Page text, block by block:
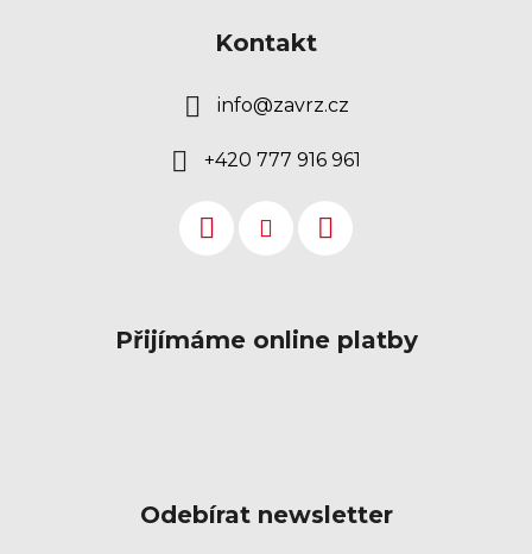
Kontakt
info@zavrz.cz
+420 777 916 961
Přijímáme online platby
Odebírat newsletter